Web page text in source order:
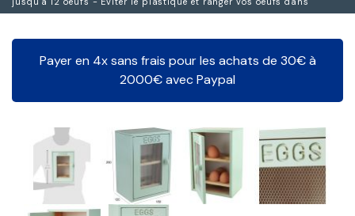
Payer en 4x sans frais pour les achats de 30€ à
2000€ avec Paypal